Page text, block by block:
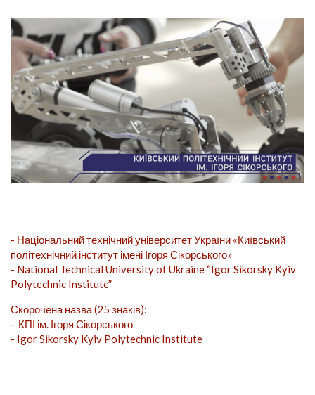
- Національний технічний університет України «Київський
політехнічний інститут імені Ігоря Сікорського»
- National Technical University of Ukraine “Igor Sikorsky Kyiv
Polytechnic Institute”
Скорочена назва (25 знаків):
– КПІ ім. Ігоря Сікорського
- Igor Sikorsky Kyiv Polytechnic Institute